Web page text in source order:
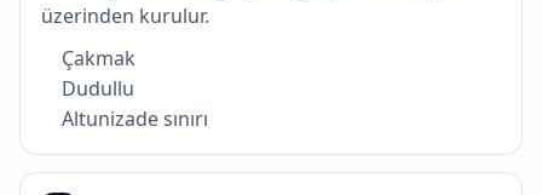
üzerinden kurulur.
Çakmak
Dudullu
Altunizade sınırı